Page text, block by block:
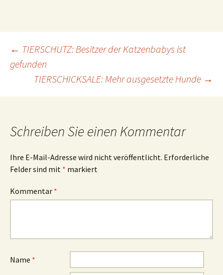
Beitragsnavigation
← TIERSCHUTZ: Besitzer der Katzenbabys ist
gefunden
TIERSCHICKSALE: Mehr ausgesetzte Hunde →
Schreiben Sie einen Kommentar
Ihre E-Mail-Adresse wird nicht veröffentlicht. Erforderliche
Felder sind mit * markiert
Kommentar *
Name *